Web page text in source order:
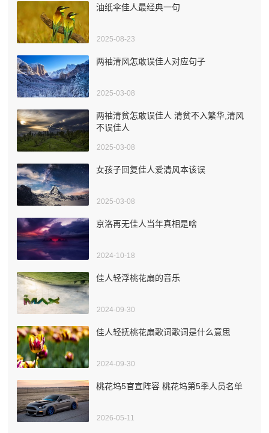
油纸伞佳人最经典一句
2025-08-23
两袖清风怎敢误佳人对应句子
2025-03-08
两袖清贫怎敢误佳人 清贫不入繁华,清风
不误佳人
2025-03-08
女孩子回复佳人爱清风本该误
2025-03-08
京洛再无佳人当年真相是啥
2024-10-18
佳人轻浮桃花扇的音乐
2024-09-30
佳人轻抚桃花扇歌词歌词是什么意思
2024-09-30
桃花坞5官宣阵容 桃花坞第5季人员名单
2026-05-11